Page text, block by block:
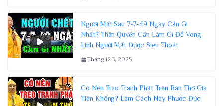
Người Mất Sau 7-7-49 Ngày Cần Gì
Nhất? Thân Quyến Cần Làm Gì Để Vong
Linh Người Mất Được Siêu Thoát
Tháng 12 3, 2025
Có Nên Treo Tranh Phật Trên Bàn Thờ Gia
Tiên Không? Làm Cách Này Phước Đức